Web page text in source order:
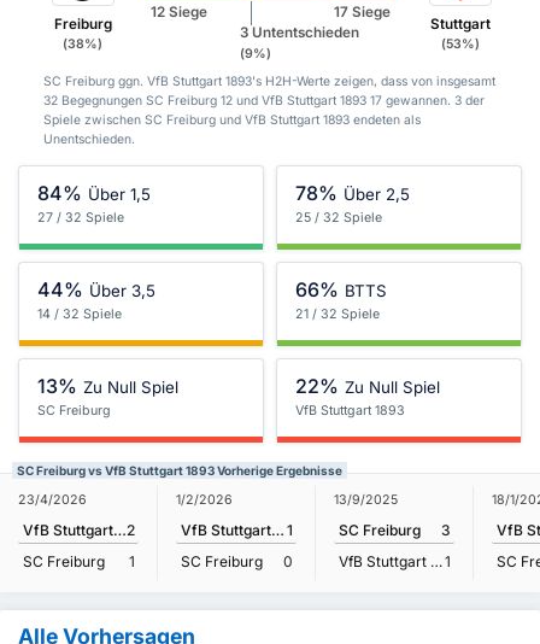
Freiburg
(38%)
12 Siege
3 Untentschieden
(9%)
17 Siege
Stuttgart
(53%)
SC Freiburg ggn. VfB Stuttgart 1893's H2H-Werte zeigen, dass von insgesamt
32 Begegnungen SC Freiburg 12 und VfB Stuttgart 1893 17 gewannen. 3 der
Spiele zwischen SC Freiburg und VfB Stuttgart 1893 endeten als
Unentschieden.
84% Über 1,5
27 / 32 Spiele
78% Über 2,5
25 / 32 Spiele
44% Über 3,5
14 / 32 Spiele
66% BTTS
21 / 32 Spiele
13% Zu Null Spiel
SC Freiburg
22% Zu Null Spiel
VfB Stuttgart 1893
SC Freiburg vs VfB Stuttgart 1893 Vorherige Ergebnisse
23/4/2026
VfB Stuttgart 18932
SC Freiburg
1
1/2/2026
VfB Stuttgart 1893 1
SC Freiburg
0
13/9/2025
SC Freiburg
3
VfB Stuttgart 1893 1
18/1/
SC
Alle Vorhersagen